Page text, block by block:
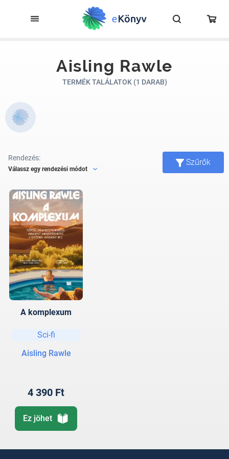
Aisling Rawle
TERMÉK TALÁLATOK (1 DARAB)
Rendezés:
Válassz egy rendezési módot
Szűrők
A komplexum
Sci-fi
Aisling Rawle
4 390 Ft
Ez jöhet